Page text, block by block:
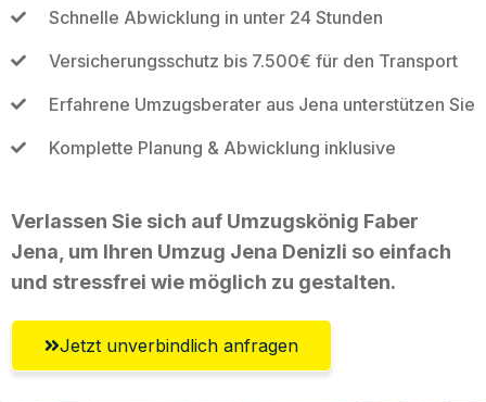
Schnelle Abwicklung in unter 24 Stunden
Versicherungsschutz bis 7.500€ für den Transport
Erfahrene Umzugsberater aus Jena unterstützen Sie
Komplette Planung & Abwicklung inklusive
Verlassen Sie sich auf Umzugskönig Faber
Jena, um Ihren Umzug Jena Denizli so einfach
und stressfrei wie möglich zu gestalten.
Jetzt unverbindlich anfragen